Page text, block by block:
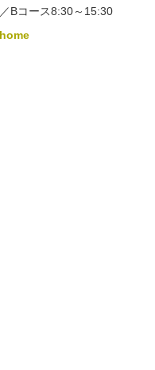
Bコース8:30～15:30